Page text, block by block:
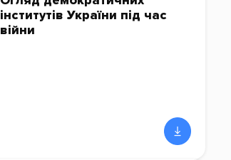
інститутів України під час
війни